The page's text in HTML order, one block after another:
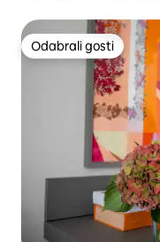
Odabrali gosti
Odabrali gosti